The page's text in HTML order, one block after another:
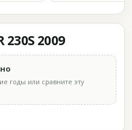
2009
годы или сравните эту